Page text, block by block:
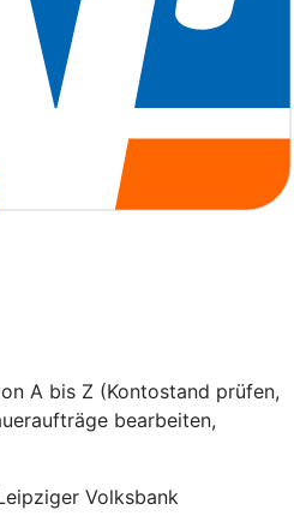
A bis Z (Kontostand prüfen,
bearbeiten,
Volksbank